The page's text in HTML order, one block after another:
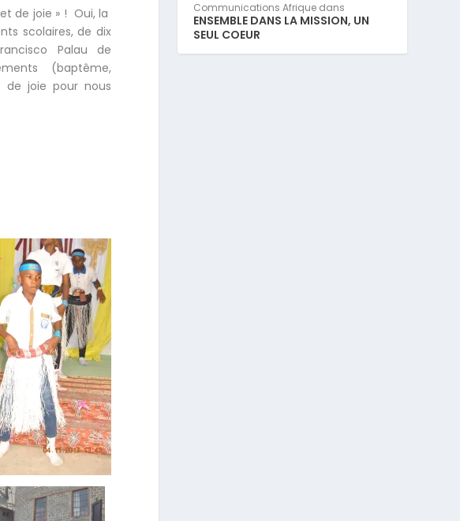
de joie » ! Oui, la
scolaires, de dix
Palau de
(baptême,
joie pour nous
Communications Afrique dans
ENSEMBLE DANS LA MISSION, UN
SEUL COEUR